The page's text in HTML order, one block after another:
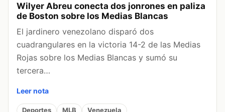
Wilyer Abreu conecta dos jonrones en paliza
de Boston sobre los Medias Blancas
El jardinero venezolano disparó dos
cuadrangulares en la victoria 14-2 de las Medias
Rojas sobre los Medias Blancas y sumó su
tercera…
Leer nota
Deportes MLB Venezuela